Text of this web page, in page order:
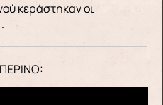
κεράστηκαν οι